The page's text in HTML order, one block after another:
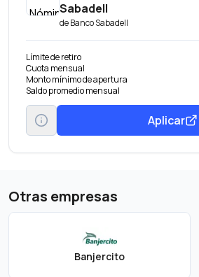
Sabadell
deBanco Sabadell
Límite de retiro
Cuota mensual
Monto mínimo de apertura
Saldo promedio mensual
Aplicar
Otras empresas
Banjercito